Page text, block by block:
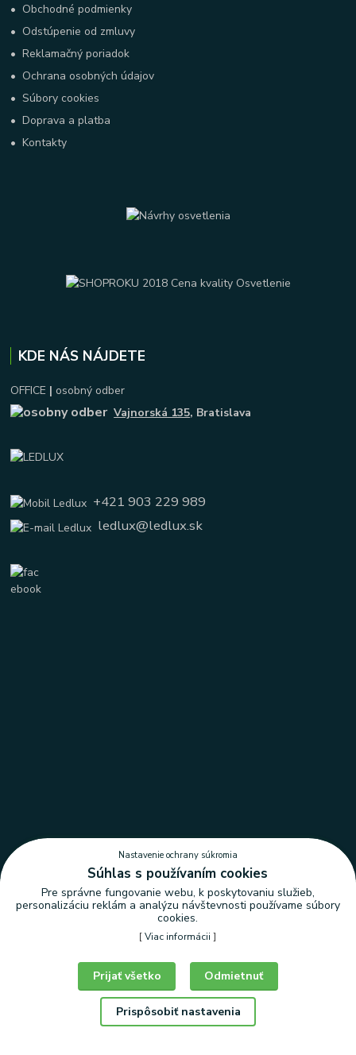
• Obchodné podmienky
• Odstúpenie od zmluvy
•Reklamačný poriadok
• Ochrana osobných údajov
•Súbory cookies
•Doprava a platba
•Kontakty
KDE NÁS NÁJDETE
OFFICE | osobný odber
Vajnorská 135, Bratislava
+421 903 229 989
ledlux@ledlux.sk
Nastavenie ochrany súkromia
Nastavenie ochrany súkromia
Súhlas s používaním cookies
Pre správne fungovanie webu, k poskytovaniu služieb,
personalizáciu reklám a analýzu návštevnosti používame súbory
cookies.
[Viac informácii ]
Odmietnuť
Prispôsobiť nastavenia
Prijať všetko